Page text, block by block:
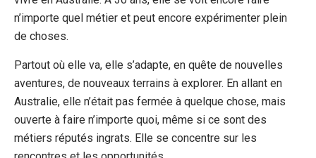
n’importe quel métier et peut encore expérimenter plein
de choses.
Partout où elle va, elle s’adapte, en quête de nouvelles
aventures, de nouveaux terrains à explorer. En allant en
Australie, elle n’était pas fermée à quelque chose, mais
ouverte à faire n’importe quoi, même si ce sont des
métiers réputés ingrats. Elle se concentre sur les